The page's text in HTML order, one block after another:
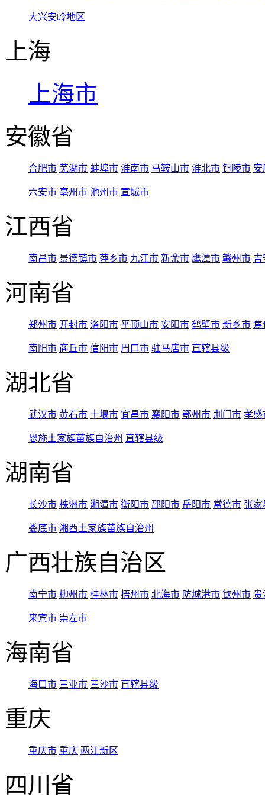
大兴安岭地区
上海
上海市
安徽省
合肥市 芜湖市 蚌埠市 淮南市 马鞍山市 淮北市 铜陵市 安
六安市 亳州市 池州市 宣城市
江西省
南昌市 景德镇市 萍乡市 九江市 新余市 鹰潭市 赣州市 吉
河南省
郑州市 开封市 洛阳市 平顶山市 安阳市 鹤壁市 新乡市 焦
南阳市 商丘市 信阳市 周口市 驻马店市 直辖县级
湖北省
武汉市 黄石市 十堰市 宜昌市 襄阳市 鄂州市 荆门市 孝感
恩施土家族苗族自治州 直辖县级
湖南省
长沙市 株洲市 湘潭市 衡阳市 邵阳市 岳阳市 常德市 张家
娄底市 湘西土家族苗族自治州
广西壮族自治区
南宁市 柳州市 桂林市 梧州市 北海市 防城港市 钦州市 贵
来宾市 崇左市
海南省
海口市 三亚市 三沙市 直辖县级
重庆
重庆市 重庆 两江新区
四川省